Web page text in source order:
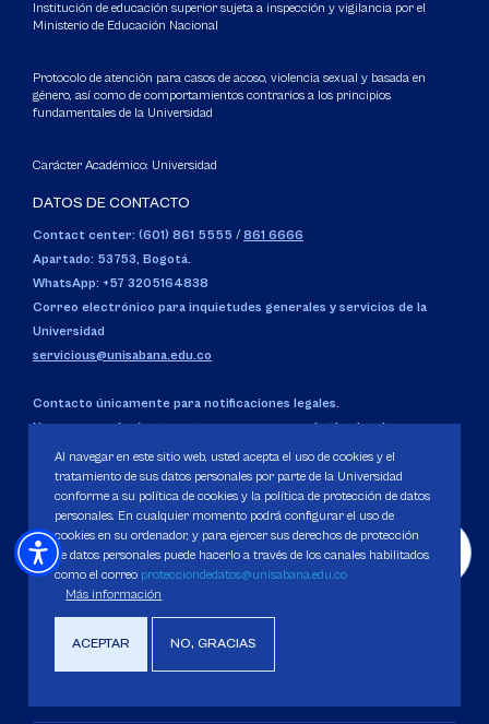
Institución de educación superior sujeta a inspección y vigilancia por el
Ministerio de Educación Nacional
Protocolo de atención para casos de acoso, violencia sexual y basada en
género, así como de comportamientos contrarios a los principios
fundamentales de la Universidad
Carácter Académico: Universidad
DATOS DE CONTACTO
Contact center: (601) 861 5555 / 861 6666
Apartado: 53753, Bogotá.
WhatsApp: +57 3205164838
Correo electrónico para inquietudes generales y servicios de la
Universidad
servicious@unisabana.edu.co
Contacto únicamente para notificaciones legales.
No se responderán otros temas que no sean de tipo legal.
notificacioneslegales@unisabana.edu.co
UBICACIÓN
Campus del Puente del Común, Km. 7, Autopista Norte de
Chía, Cundinamarca, Colombia.
Código SNIES 1711
Personería Jurídica:
Resolución 130 del 14 de enero de 1980
Al navegar en este sitio web, usted acepta el uso de cookies y el
tratamiento de sus datos personales por parte de la Universidad
conforme a su política de cookies y la política de protección de datos
personales. En cualquier momento podrá configurar el uso de
cookies en su ordenador, y para ejercer sus derechos de protección
de datos personales puede hacerlo a través de los canales habilitados
como el correo protecciondedatos@unisabana.edu.co
Más información
ACEPTAR NO, GRACIAS